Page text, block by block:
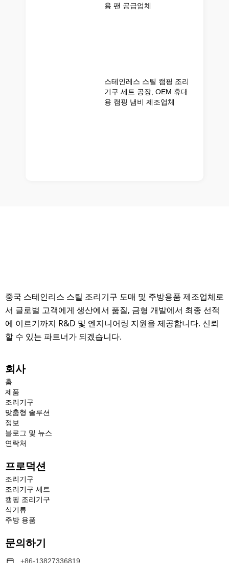
용 팬 공급업체
스테인레스 스틸 캠핑 조리
기구 세트 공장, OEM 휴대
용 캠핑 냄비 제조업체
중국 스테인리스 스틸 조리기구 도매 및 주방용품 제조업체로
서 글로벌 고객에게 생산에서 품질, 금형 개발에서 최종 선적
에 이르기까지 R&D 및 엔지니어링 지원을 제공합니다. 신뢰
할 수 있는 파트너가 되겠습니다.
회사
홈
제품
조리기구
맞춤형 솔루션
정보
블로그 및 뉴스
연락처
프로덕션
조리기구
조리기구 세트
캠핑 조리기구
식기류
주방 용품
문의하기
+86-13827336819